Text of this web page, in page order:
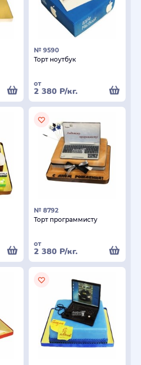
№ 9590
Торт ноутбук
от
2 380 Р/кг.
№ 8792
Торт программисту
от
2 380 Р/кг.